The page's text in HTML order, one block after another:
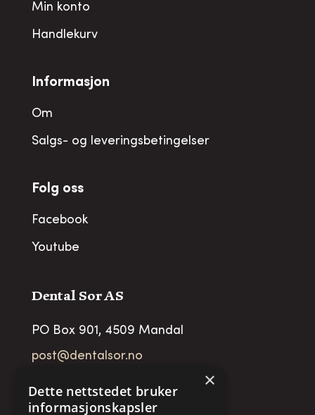
Min konto
Handlekurv
Informasjon
Om
Salgs- og leveringsbetingelser
Folg oss
Facebook
Youtube
Dental Sor AS
PO Box 901, 4509 Mandal
post@dentalsor.no
Telefon: +47 38 27 88 88
×
Dette nettstedet bruker
informasjonskapsler